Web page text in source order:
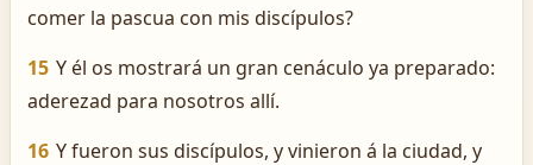
comer la pascua con mis discípulos?
15 Y él os mostrará un gran cenáculo ya preparado:
aderezad para nosotros allí.
16 Y fueron sus discípulos, y vinieron á la ciudad, y